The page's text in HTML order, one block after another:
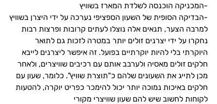
-המכניקה הוכנסה לשלדת המארז בשוויץ
-הבדיקה הסופית של השעון הספציפי נערכה על ידי היצרן בשוויץ
למרבה הצער, תנאים אלה נוצלו לעתים קרובות ופרצות רבות
נחקרו על ידי יצרנים זולים יותר במטרה לזכות גם לתואר
היוקרתי בלי להיות יוקרתיים בפועל. זה איפשר ליצרנים לייבא
חלקים זולים מאסיה ולערבב אותם עם רכיבים שוויצרים, ולאחר
מכן לתייג את השעונים שלהם כ"תוצרת שוויץ". כלומר, שעון עם
חלקים באיכות נמוכה יותר יכול להימכר כפריט יוקרה, להטעות
לקוחות לחשוב שיש להם שעון שוויצרי מקורי